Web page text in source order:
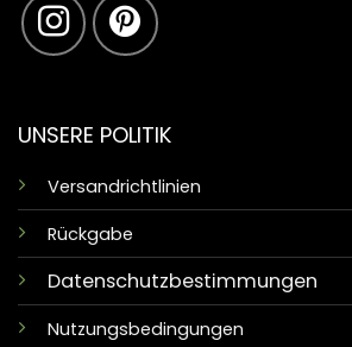
UNSERE POLITIK
Versandrichtlinien
Rückgabe
Datenschutzbestimmungen
Nutzungsbedingungen